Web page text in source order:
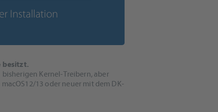
besitzt.
Kernel-Treibern, aber
13 oder neuer mit dem DK-